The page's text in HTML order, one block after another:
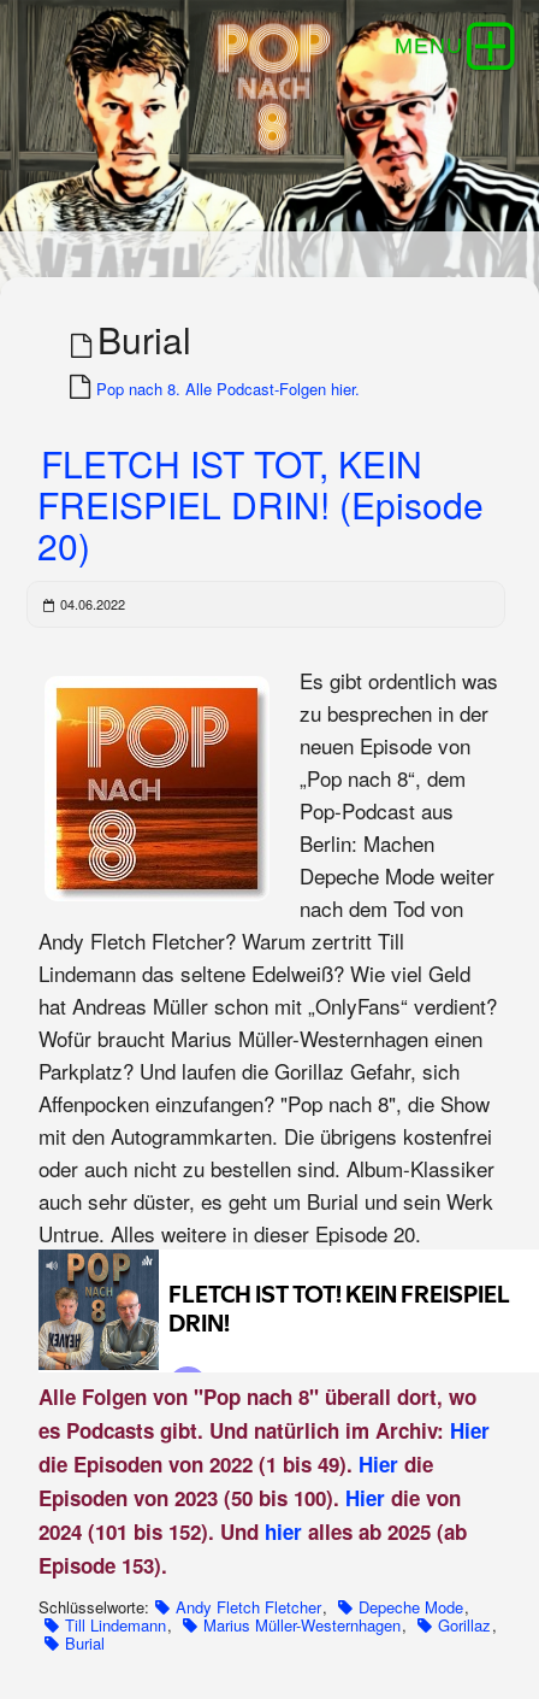
Burial
Pop nach 8. Alle Podcast-Folgen hier.
FLETCH IST TOT, KEIN
FREISPIEL DRIN! (Episode
20)
04.06.2022
Es gibt ordentlich was
zu besprechen in der
neuen Episode von
„Pop nach 8“, dem
Pop-Podcast aus
Berlin: Machen
Depeche Mode weiter
nach dem Tod von
Andy Fletch Fletcher? Warum zertritt Till
Lindemann das seltene Edelweiß? Wie viel Geld
hat Andreas Müller schon mit „OnlyFans“ verdient?
Wofür braucht Marius Müller-Westernhagen einen
Parkplatz? Und laufen die Gorillaz Gefahr, sich
Affenpocken einzufangen? "Pop nach 8", die Show
mit den Autogrammkarten. Die übrigens kostenfrei
oder auch nicht zu bestellen sind. Album-Klassiker
auch sehr düster, es geht um Burial und sein Werk
Untrue. Alles weitere in dieser Episode 20.
Alle Folgen von "Pop nach 8" überall dort, wo
es Podcasts gibt. Und natürlich im Archiv: Hier
die Episoden von 2022 (1 bis 49). Hierdie
Episoden von 2023 (50 bis 100). Hier die von
2024 (101 bis 152). Und hier alles ab 2025 (ab
Episode 153).
Schlüsselworte: Andy Fletch Fletcher, Depeche Mode,
Till Lindemann, Marius Müller-Westernhagen, Gorillaz,
Burial